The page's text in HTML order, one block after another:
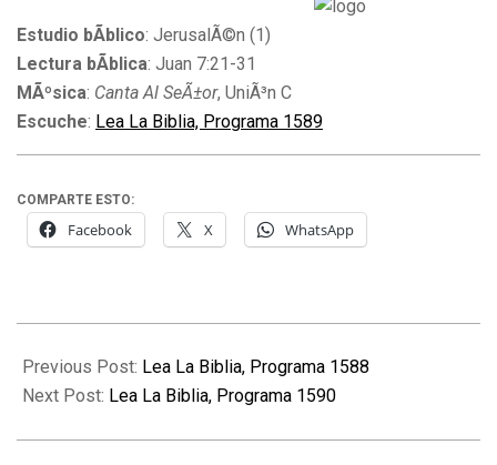
Estudio bÃ­blico: JerusalÃ©n (1)
Lectura bÃ­blica: Juan 7:21-31
MÃºsica: Canta Al SeÃ±or, UniÃ³n C
Escuche: Lea La Biblia, Programa 1589
COMPARTE ESTO:
Facebook X WhatsApp
03-
21
Previous Post: Lea La Biblia, Programa 1588
Next Post: Lea La Biblia, Programa 1590